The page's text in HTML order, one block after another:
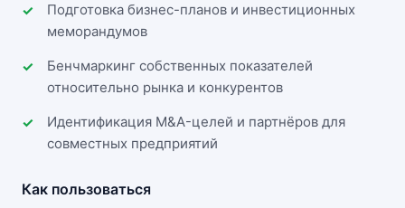
Подготовка бизнес-планов и инвестиционных
меморандумов
Бенчмаркинг собственных показателей
относительно рынка и конкурентов
Идентификация M&A-целей и партнёров для
совместных предприятий
Как пользоваться